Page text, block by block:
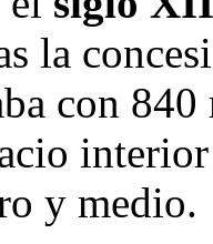
la
con 840
y medio.